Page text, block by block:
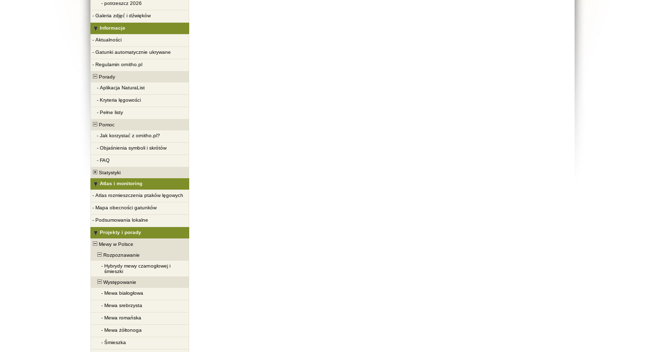
- potrzeszcz 2026
- Galeria zdjęć i dźwięków
Informacje
- Aktualności
- Gatunki automatycznie ukrywane
- Regulamin ornitho.pl
Porady
- Aplikacja NaturaList
- Kryteria lęgowości
- Pełne listy
Pomoc
- Jak korzystać z ornitho.pl?
- Objaśnienia symboli i skrótów
- FAQ
Statystyki
Atlas i monitoring
- Atlas rozmieszczenia ptaków lęgowych
- Mapa obecności gatunków
- Podsumowania lokalne
Projekty i porady
Mewy w Polsce
Rozpoznawanie
- Hybrydy mewy czarnogłowej i
śmieszki
Występowanie
- Mewa białogłowa
- Mewa srebrzysta
- Mewa romańska
- Mewa żółtonoga
- Śmieszka